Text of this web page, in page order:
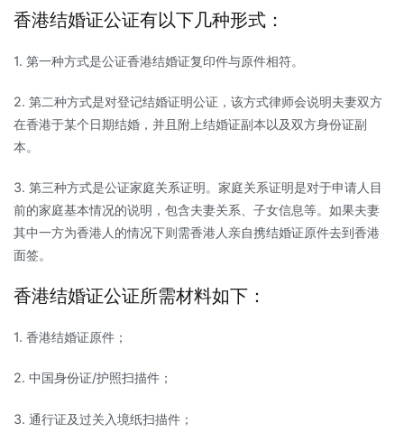
香港结婚证公证有以下几种形式：
1. 第一种方式是公证香港结婚证复印件与原件相符。
2. 第二种方式是对登记结婚证明公证，该方式律师会说明夫妻双方
在香港于某个日期结婚，并且附上结婚证副本以及双方身份证副
本。
3. 第三种方式是公证家庭关系证明。家庭关系证明是对于申请人目
前的家庭基本情况的说明，包含夫妻关系、子女信息等。如果夫妻
其中一方为香港人的情况下则需香港人亲自携结婚证原件去到香港
面签。
香港结婚证公证所需材料如下：
1. 香港结婚证原件；
2. 中国身份证/护照扫描件；
3. 通行证及过关入境纸扫描件；